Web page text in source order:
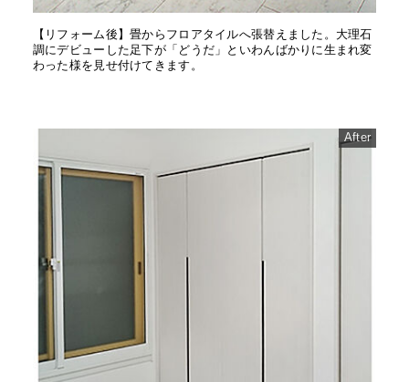
【リフォーム後】畳からフロアタイルへ張替えました。大理石
調にデビューした足下が「どうだ」といわんばかりに生まれ変
わった様を見せ付けてきます。
After